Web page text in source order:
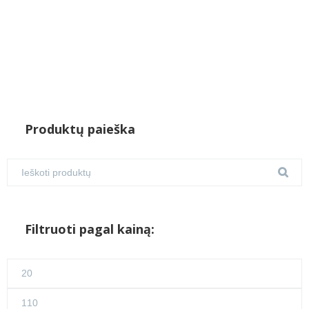
Produktų paieška
Filtruoti pagal kainą:
Maks